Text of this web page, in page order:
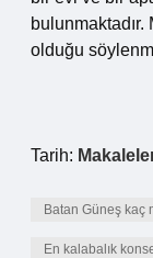
bulunmaktadır.
olduğu
Tarih:
Batan Güneş kaç
En kalabalık